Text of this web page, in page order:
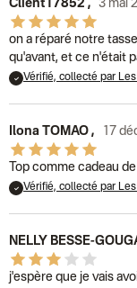
Client17852 , 3 mai
on a réparé notre
qu'avant, et ce n'était
Vérifié, collecté par
Ilona TOMAO , 17
Top comme cadeau
Vérifié, collecté par
NELLY BESSE-
j'espère que je vais